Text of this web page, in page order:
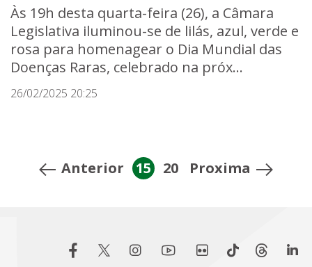
Às 19h desta quarta-feira (26), a Câmara
Legislativa iluminou-se de lilás, azul, verde e
rosa para homenagear o Dia Mundial das
Doenças Raras, celebrado na próx...
26/02/2025 20:25
Anterior 15 20 Proxima